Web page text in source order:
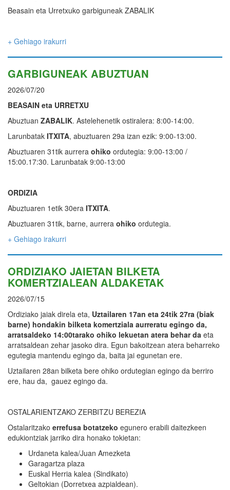
Beasain eta Urretxuko garbiguneak ZABALIK
+ Gehiago irakurri
GARBIGUNEAK ABUZTUAN
2026/07/20
BEASAIN eta URRETXU
Abuztuan ZABALIK. Astelehenetik ostiralera: 8:00-14:00.
Larunbatak ITXITA, abuztuaren 29a izan ezik: 9:00-13:00.
Abuztuaren 31tik aurrera ohiko ordutegia: 9:00-13:00 /
15:00.17:30. Larunbatak 9:00-13:00
ORDIZIA
Abuztuaren 1etik 30era ITXITA.
Abuztuaren 31tik, barne, aurrera ohiko ordutegia.
+ Gehiago irakurri
ORDIZIAKO JAIETAN BILKETA
KOMERTZIALEAN ALDAKETAK
2026/07/15
Ordiziako jaiak direla eta, Uztailaren 17an eta 24tik 27ra (biak
barne) hondakin bilketa komertziala aurreratu egingo da,
arratsaldeko 14:00tarako ohiko lekuetan atera behar da eta
arratsaldean zehar jasoko dira. Egun bakoitzean atera beharreko
egutegia mantendu egingo da, baita jai egunetan ere.
Uztailaren 28an bilketa bere ohiko ordutegian egingo da berriro
ere, hau da, gauez egingo da.
OSTALARIENTZAKO ZERBITZU BEREZIA
Ostalaritzako errefusa botatzeko egunero erabili daitezkeen
edukiontziak jarriko dira honako tokietan:
Urdaneta kalea/Juan Amezketa
Garagartza plaza
Euskal Herria kalea (Sindikato)
Geltokian (Dorretxea azpialdean).